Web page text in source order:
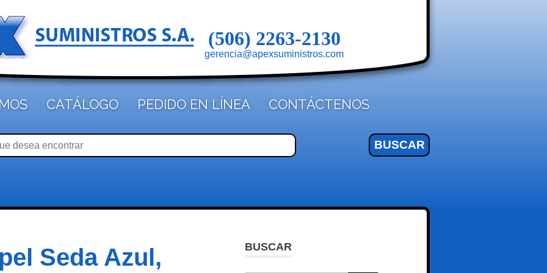
(506) 2263-2130
gerencia@apexsuministros.com
CATÁLOGO PEDIDO EN LÍNEA CONTÁCTENOS
Seda Azul,
BUSCAR